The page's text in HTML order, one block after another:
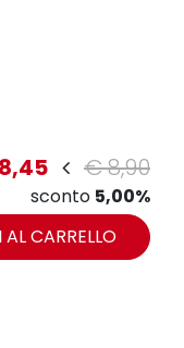
€ 8,90
sconto 5,00%
CARRELLO